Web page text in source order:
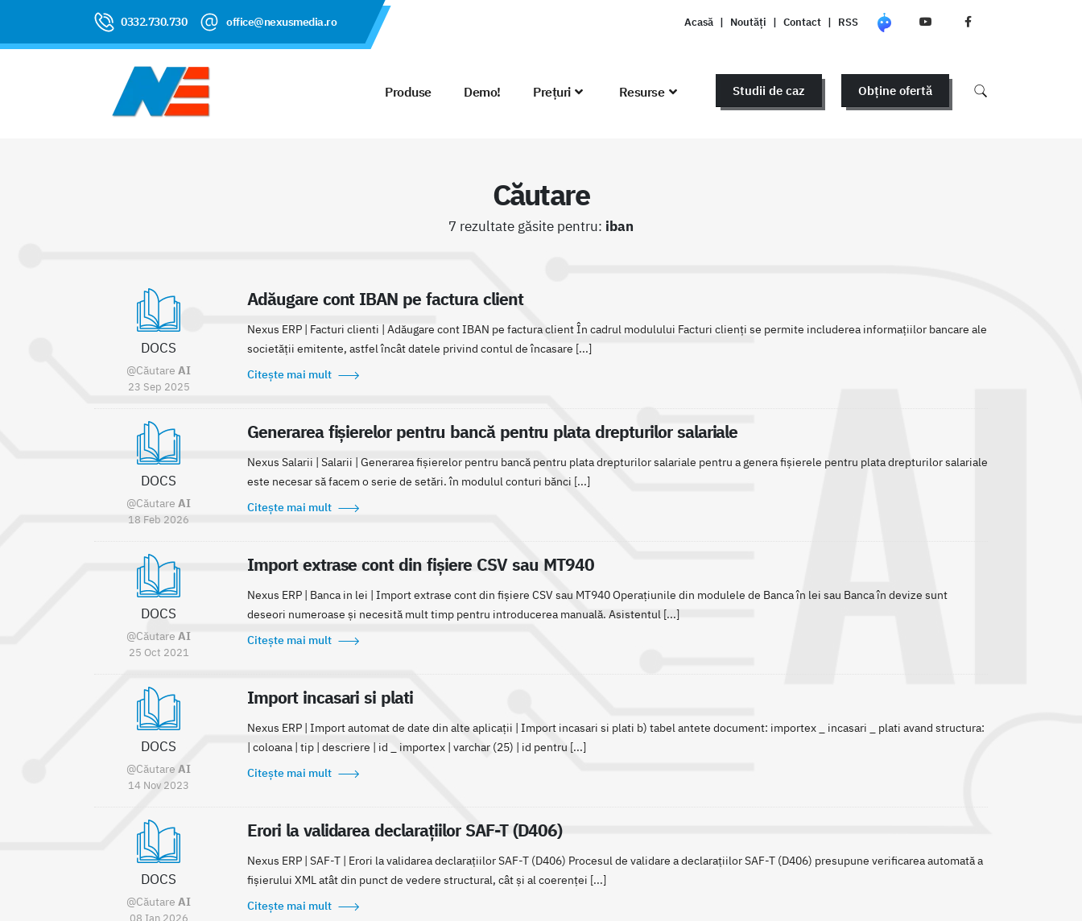
0332.730.730 office@nexusmedia.ro Acasă | Noutăți | Contact | RSS
Produse Demo! Prețuri Resurse Studii de caz Obține ofertă
Căutare
7 rezultate găsite pentru: iban
DOCS
@Căutare AI
23 Sep 2025
Adăugare cont IBAN pe factura client
Nexus ERP | Facturi clienti | Adăugare cont IBAN pe factura client În cadrul modulului Facturi clienți se permite includerea informațiilor bancare ale
societății emitente, astfel încât datele privind contul de încasare [...]
Citește mai mult
DOCS
@Căutare AI
18 Feb 2026
Generarea fișierelor pentru bancă pentru plata drepturilor salariale
Nexus Salarii | Salarii | Generarea fișierelor pentru bancă pentru plata drepturilor salariale pentru a genera fișierele pentru plata drepturilor salariale
este necesar să facem o serie de setări. în modulul conturi bănci [...]
Citește mai mult
DOCS
@Căutare AI
25 Oct 2021
Import extrase cont din fișiere CSV sau MT940
Nexus ERP | Banca in lei | Import extrase cont din fișiere CSV sau MT940 Operațiunile din modulele de Banca în lei sau Banca în devize sunt
deseori numeroase și necesită mult timp pentru introducerea manuală. Asistentul [...]
Citește mai mult
DOCS
@Căutare AI
14 Nov 2023
Import incasari si plati
Nexus ERP | Import automat de date din alte aplicații | Import incasari si plati b) tabel antete document: importex _ incasari _ plati avand structura:
| coloana | tip | descriere | id _ importex | varchar (25) | id pentru [...]
Citește mai mult
DOCS
@Căutare AI
08 Ian 2026
Erori la validarea declarațiilor SAF-T (D406)
Nexus ERP | SAF-T | Erori la validarea declarațiilor SAF-T (D406) Procesul de validare a declarațiilor SAF-T (D406) presupune verificarea automată a
fișierului XML atât din punct de vedere structural, cât și al coerenței [...]
Citește mai mult